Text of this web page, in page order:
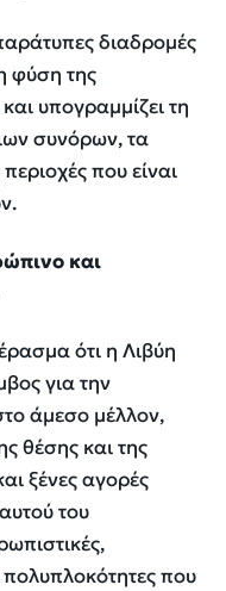
διαδρομές
φύση της
υπογραμμίζει τη
συνόρων, τα
που είναι
και
ότι η Λιβύη
για την
άμεσο μέλλον,
θέσης και της
ξένες αγορές
του
πολυπλοκότητες που